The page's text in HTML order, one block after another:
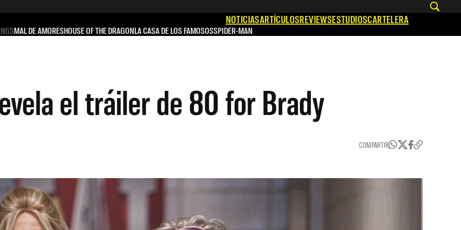
NOTICIASARTÍCULOSREVIEWSESTUDIOSCARTELERA
MAL DE AMORESHOUSE OF THE DRAGONLA CASA DE LOS FAMOSOSSPIDER-MAN
el tráiler de 80 for Brady
COMPARTIR